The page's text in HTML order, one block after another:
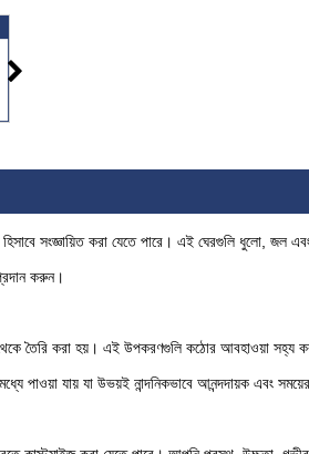
সংজ্ঞায়িত করা যেতে পারে। এই ঘেরগুলি ধুলো, জল
করুন।
তৈরি করা হয়। এই উপকরণগুলি কঠোর আবহাওয়া সহ্য
পাওয়া যায় যা উভয়ই নান্দনিকভাবে আনন্দদায়ক এবং